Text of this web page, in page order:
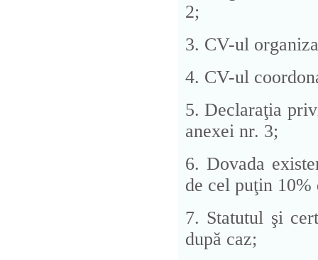
2;
3. CV-ul
4. CV-ul
5. Declaraţia
anexei nr. 3;
6. Dovada
de cel puţin
7. Statutul şi
după caz;